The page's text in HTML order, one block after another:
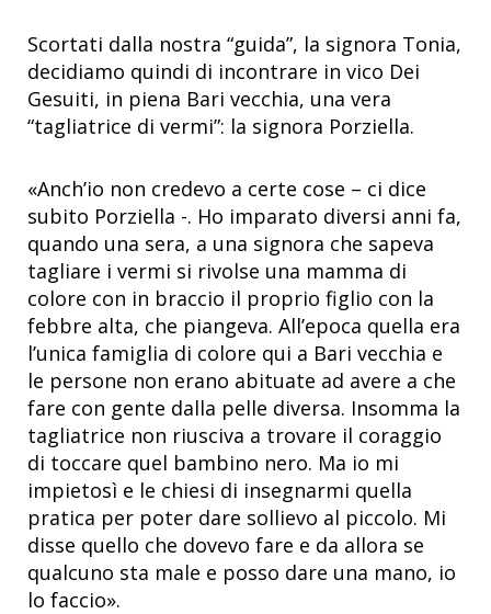
Scortati dalla nostra “guida”, la signora Tonia,
decidiamo quindi di incontrare in vico Dei
Gesuiti, in piena Bari vecchia, una vera
“tagliatrice di vermi”: la signora Porziella.
«Anch’io non credevo a certe cose – ci dice
subito Porziella -. Ho imparato diversi anni fa,
quando una sera, a una signora che sapeva
tagliare i vermi si rivolse una mamma di
colore con in braccio il proprio figlio con la
febbre alta, che piangeva. All’epoca quella era
l’unica famiglia di colore qui a Bari vecchia e
le persone non erano abituate ad avere a che
fare con gente dalla pelle diversa. Insomma la
tagliatrice non riusciva a trovare il coraggio
di toccare quel bambino nero. Ma io mi
impietosì e le chiesi di insegnarmi quella
pratica per poter dare sollievo al piccolo. Mi
disse quello che dovevo fare e da allora se
qualcuno sta male e posso dare una mano, io
lo faccio».